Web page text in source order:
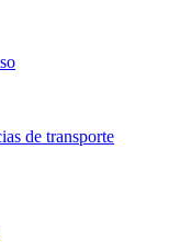
de transporte